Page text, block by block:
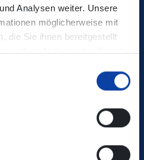
Analysen weiter. Unsere
möglicherweise mit
die Sie ihnen bereitgestellt
Ihrer Nutzung der Dienste
12.10.2025.pdf (475 KB)